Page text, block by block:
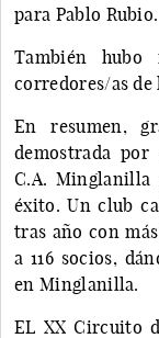
para Pablo Rubio.
También
corredores/as de
En resumen,
demostrada
C.A.
éxito. Un club
tras año con
a 116 socios,
en Minglanilla.
EL XX Circuito